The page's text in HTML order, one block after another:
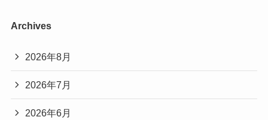
Archives
2026年8月
2026年7月
2026年6月